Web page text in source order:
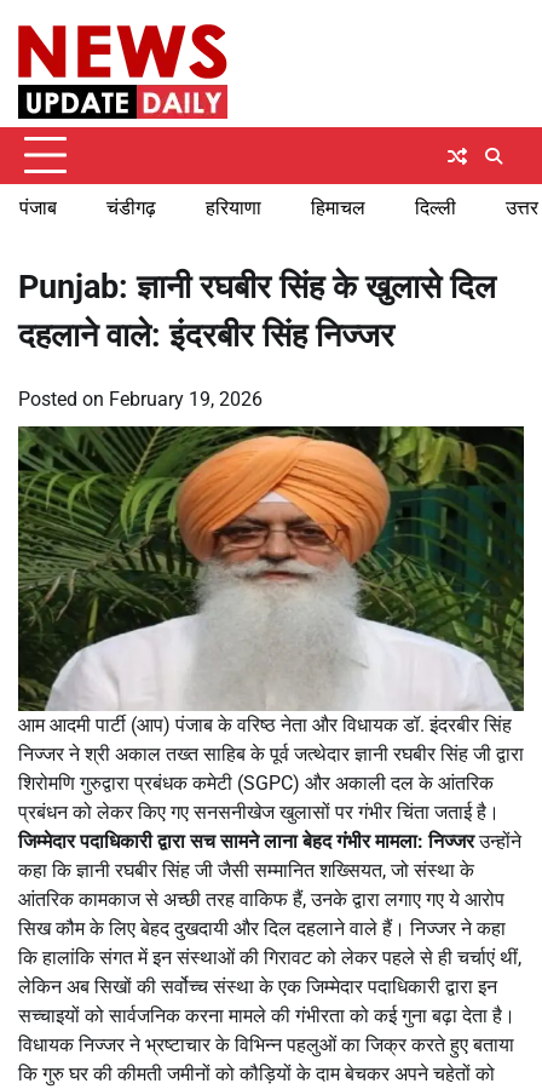
content
पंजाब चंडीगढ़ हरियाणा हिमाचल दिल्ली
Punjab: ज्ञानी रघबीर सिंह के खुलासे दिल
दहलाने वाले: इंदरबीर सिंह निज्जर
Posted on February 19, 2026
आम आदमी पार्टी (आप) पंजाब के वरिष्ठ नेता और विधायक डॉ. इंदरबीर सिंह
निज्जर ने श्री अकाल तख्त साहिब के पूर्व जत्थेदार ज्ञानी रघबीर सिंह जी द्वारा
शिरोमणि गुरुद्वारा प्रबंधक कमेटी (SGPC) और अकाली दल के आंतरिक
प्रबंधन को लेकर किए गए सनसनीखेज खुलासों पर गंभीर चिंता जताई है।
जिम्मेदार पदाधिकारी द्वारा सच सामने लाना बेहद गंभीर मामला: निज्जरउन्होंने
कहा कि ज्ञानी रघबीर सिंह जी जैसी सम्मानित शख्सियत, जो संस्था के
आंतरिक कामकाज से अच्छी तरह वाकिफ हैं, उनके द्वारा लगाए गए ये आरोप
सिख कौम के लिए बेहद दुखदायी और दिल दहलाने वाले हैं। निज्जर ने कहा
कि हालांकि संगत में इन संस्थाओं की गिरावट को लेकर पहले से ही चर्चाएं थीं,
लेकिन अब सिखों की सर्वोच्च संस्था के एक जिम्मेदार पदाधिकारी द्वारा इन
सच्चाइयों को सार्वजनिक करना मामले की गंभीरता को कई गुना बढ़ा देता है।
विधायक निज्जर ने भ्रष्टाचार के विभिन्न पहलुओं का जिक्र करते हुए बताया
कि गुरु घर की कीमती जमीनों को कौड़ियों के दाम बेचकर अपने चहेतों को